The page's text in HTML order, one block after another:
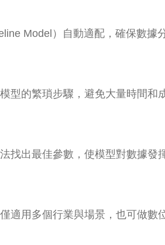
Model）自動適配，確保數據
型的繁瑣步驟，避免大量時間和
找出最佳參數，使模型對數據發
適用多個行業與場景，也可做數